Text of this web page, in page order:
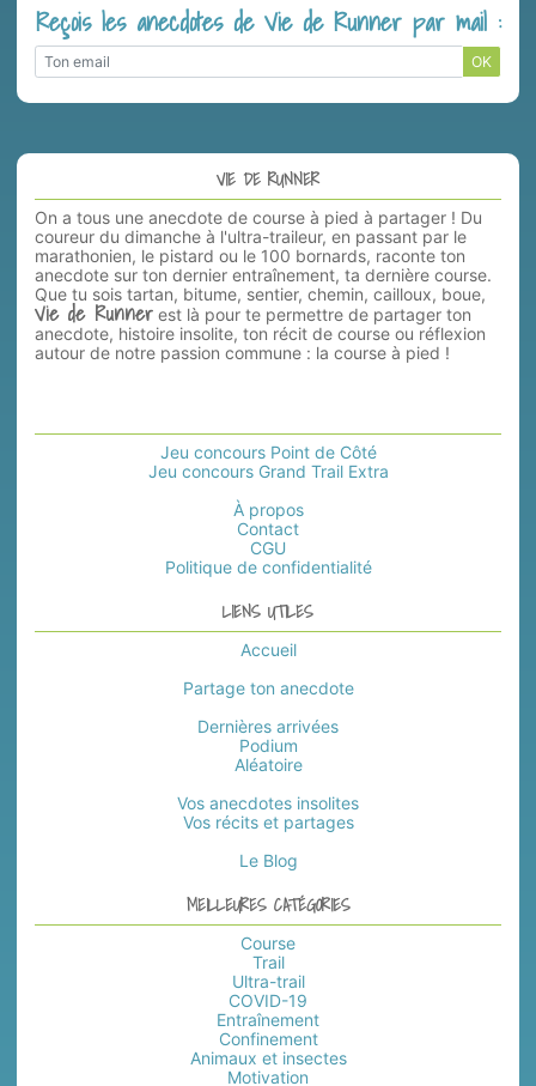
Reçois les anecdotes de Vie de Runner par mail :
OK
VIE DE RUNNER
On a tous une anecdote de course à pied à partager ! Du
coureur du dimanche à l'ultra-traileur, en passant par le
marathonien, le pistard ou le 100 bornards, raconte ton
anecdote sur ton dernier entraînement, ta dernière course.
Que tu sois tartan, bitume, sentier, chemin, cailloux, boue,
Vie de Runner est là pour te permettre de partager ton
anecdote, histoire insolite, ton récit de course ou réflexion
autour de notre passion commune : la course à pied !
Jeu concours Point de Côté
Jeu concours Grand Trail Extra
À propos
Contact
CGU
Politique de confidentialité
LIENS UTILES
Accueil
Partage ton anecdote
Dernières arrivées
Podium
Aléatoire
Vos anecdotes insolites
Vos récits et partages
Le Blog
MEILLEURES CATÉGORIES
Course
Trail
Ultra-trail
COVID-19
Entraînement
Confinement
Animaux et insectes
Motivation